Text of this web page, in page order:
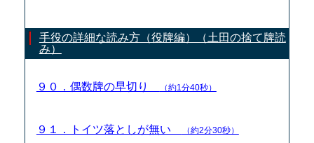
手役の詳細な読み方（役牌編）（土田の捨て牌読
み）
９０．偶数牌の早切り （約1分40秒）
９１．トイツ落としが無い （約2分30秒）